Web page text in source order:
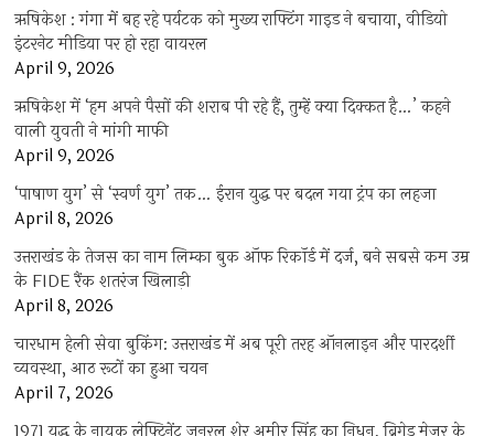
ऋषिकेश : गंगा में बह रहे पर्यटक को मुख्य राफ्टिंग गाइड ने बचाया, वीडियो
इंटरनेट मीडिया पर हो रहा वायरल
April 9, 2026
ऋषिकेश में ‘हम अपने पैसों की शराब पी रहे हैं, तुम्हें क्या दिक्कत है…’ कहने
वाली युवती ने मांगी माफी
April 9, 2026
‘पाषाण युग’ से ‘स्वर्ण युग’ तक… ईरान युद्ध पर बदल गया ट्रंप का लहजा
April 8, 2026
उत्तराखंड के तेजस का नाम लिम्का बुक ऑफ रिकॉर्ड में दर्ज, बने सबसे कम उम्र
के FIDE रैंक शतरंज खिलाड़ी
April 8, 2026
चारधाम हेली सेवा बुकिंग: उत्तराखंड में अब पूरी तरह ऑनलाइन और पारदर्शी
व्यवस्था, आठ रूटों का हुआ चयन
April 7, 2026